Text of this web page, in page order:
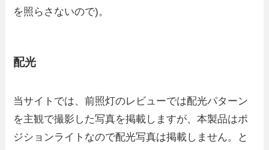
を照らさないので)。
配光
当サイトでは、前照灯のレビューでは配光パターン
を主観で撮影した写真を掲載しますが、本製品はポ
ジションライトなので配光写真は掲載しません。と